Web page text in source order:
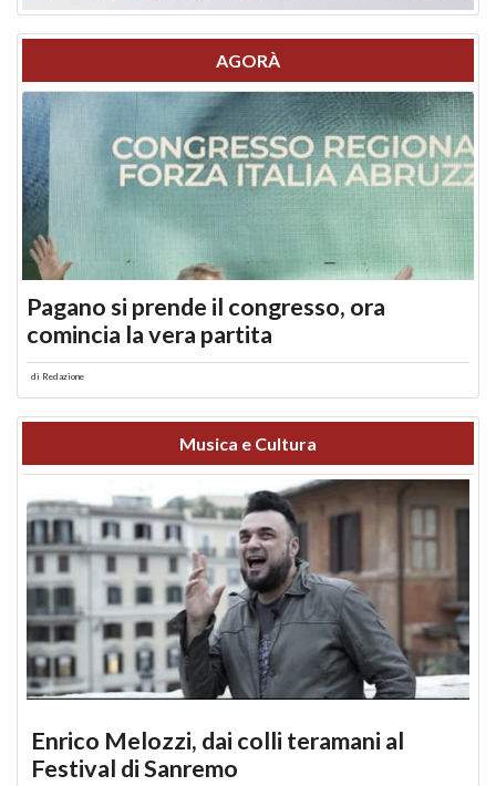
AGORÀ
Pagano si prende il congresso, ora
comincia la vera partita
di Redazione
Musica e Cultura
Enrico Melozzi, dai colli teramani al
Festival di Sanremo